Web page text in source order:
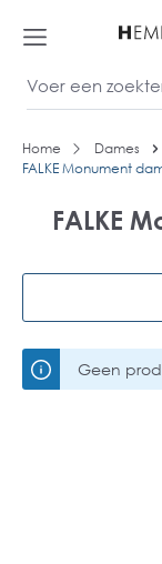
Home Dames
FALKE Monument
FALKE
Geen